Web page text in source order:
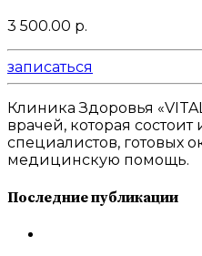
3 500.00 р.
записаться
Клиника Здоровья
врачей, которая
специалистов, готовых
медицинскую помощь.
Последние публикации